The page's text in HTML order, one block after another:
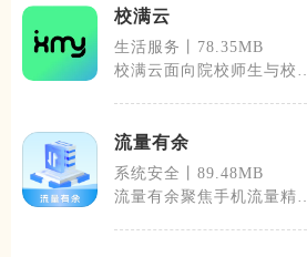
校满云
生活服务丨78.35MB
校满云面向院校师生与校内
流量有余
系统安全丨89.48MB
流量有余聚焦手机流量精细